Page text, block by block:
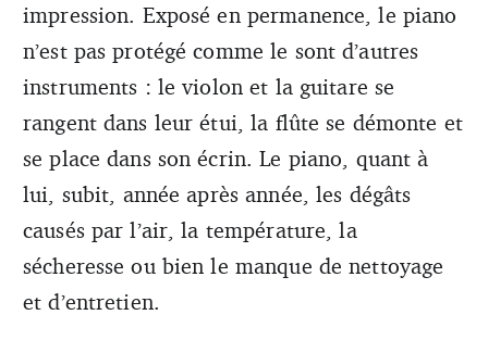
impression. Exposé en permanence, le piano
n’est pas protégé comme le sont d’autres
instruments : le violon et la guitare se
rangent dans leur étui, la flûte se démonte et
se place dans son écrin. Le piano, quant à
lui, subit, année après année, les dégâts
causés par l’air, la température, la
sécheresse ou bien le manque de nettoyage
et d’entretien.